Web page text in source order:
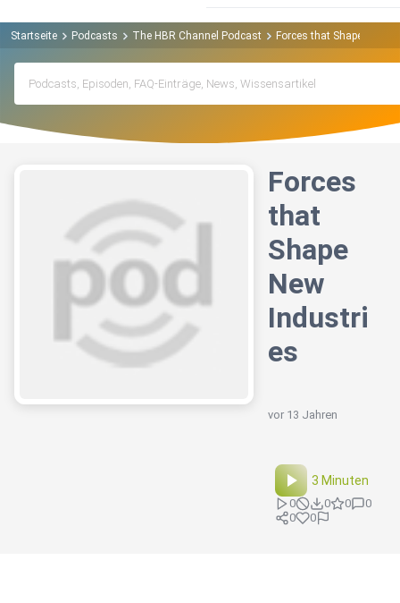
Startseite Podcasts The HBR Channel Podcast Forces that Shape New
Forces
that
Shape
New
Industri
es
vor 13 Jahren
3 Minuten
0 0 0
0
0
0